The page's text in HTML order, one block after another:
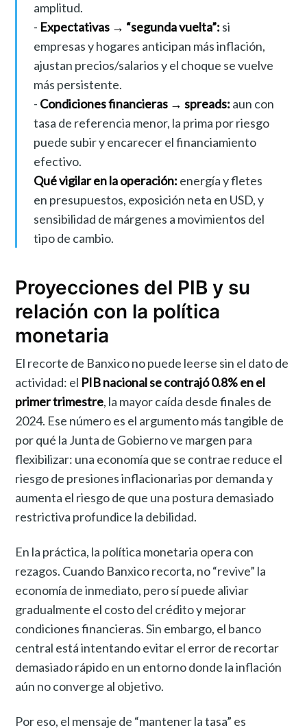
amplitud.
- Expectativas → “segunda vuelta”: si
empresas y hogares anticipan más inflación,
ajustan precios/salarios y el choque se vuelve
más persistente.
- Condiciones financieras → spreads: aun con
tasa de referencia menor, la prima por riesgo
puede subir y encarecer el financiamiento
efectivo.
Qué vigilar en la operación: energía y fletes
en presupuestos, exposición neta en USD, y
sensibilidad de márgenes a movimientos del
tipo de cambio.
Proyecciones del PIB y su
relación con la política
monetaria
El recorte de Banxico no puede leerse sin el dato de
actividad: el PIB nacional se contrajó 0.8% en el
primer trimestre, la mayor caída desde finales de
2024. Ese número es el argumento más tangible de
por qué la Junta de Gobierno ve margen para
flexibilizar: una economía que se contrae reduce el
riesgo de presiones inflacionarias por demanda y
aumenta el riesgo de que una postura demasiado
restrictiva profundice la debilidad.
En la práctica, la política monetaria opera con
rezagos. Cuando Banxico recorta, no “revive” la
economía de inmediato, pero sí puede aliviar
gradualmente el costo del crédito y mejorar
condiciones financieras. Sin embargo, el banco
central está intentando evitar el error de recortar
demasiado rápido en un entorno donde la inflación
aún no converge al objetivo.
Por eso, el mensaje de “mantener la tasa” es